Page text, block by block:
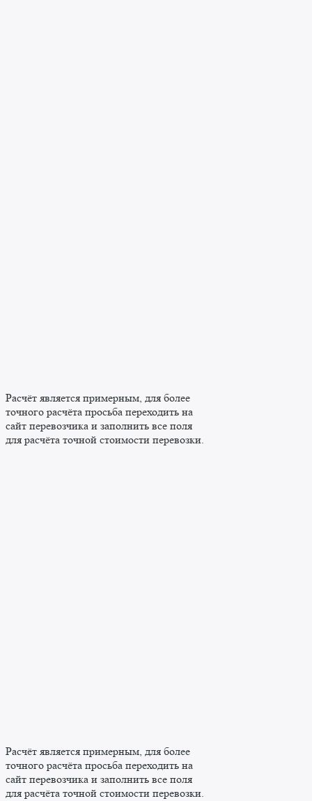
Расчёт является примерным, для более
точного расчёта просьба переходить на
сайт перевозчика и заполнить все поля
для расчёта точной стоимости перевозки.
Расчёт является примерным, для более
точного расчёта просьба переходить на
сайт перевозчика и заполнить все поля
для расчёта точной стоимости перевозки.